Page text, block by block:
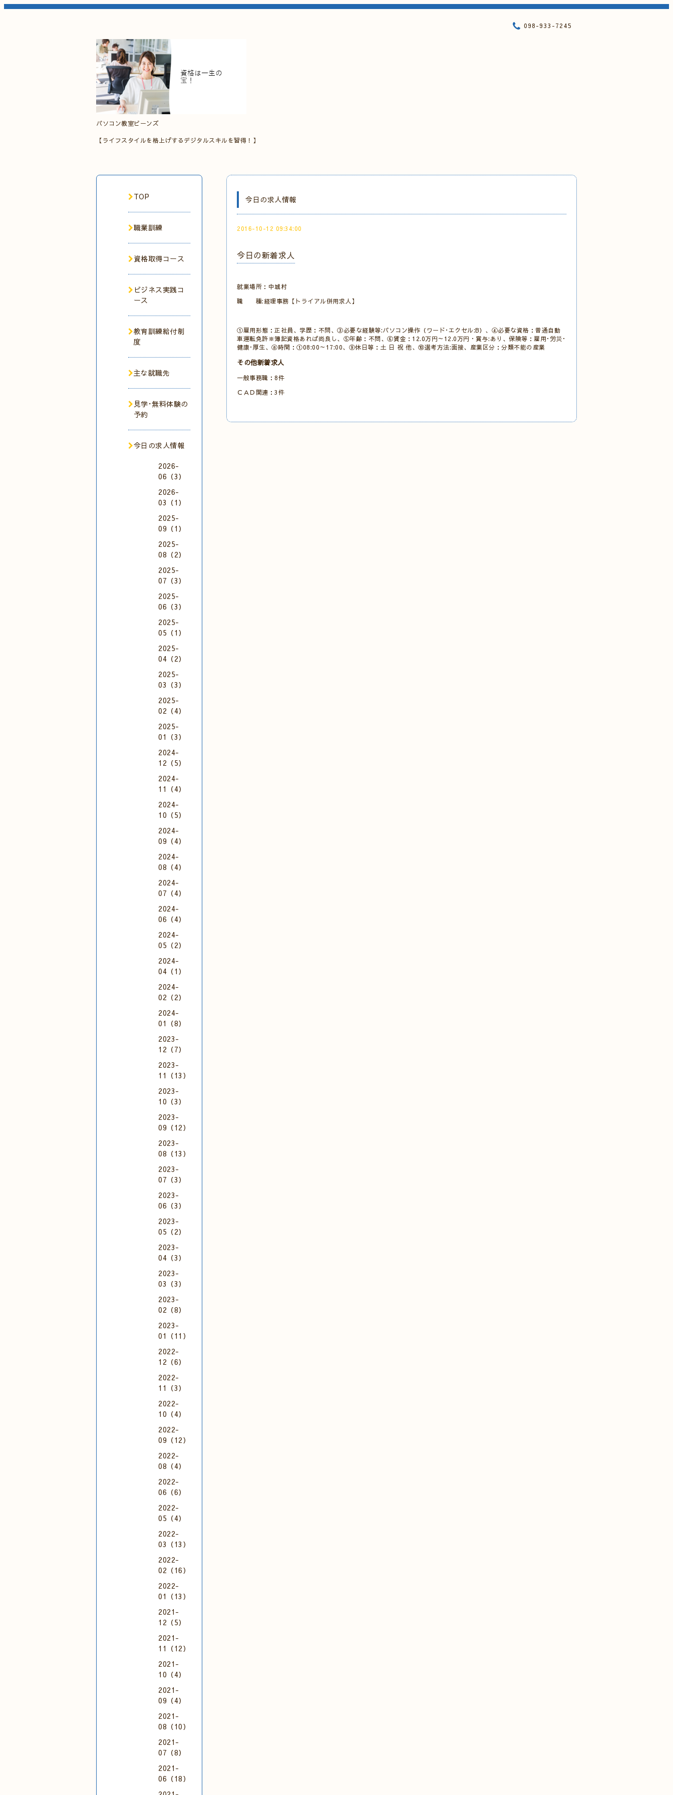
パソコン教室ビーンズ
【ライフスタイルを格上げするデジタルスキルを習得！】
098-933-7245
今日の求人情報
2016-10-12 09:34:00
今日の新着求人
就業場所：中城村
職 種:経理事務【トライアル併用求人】
①雇用形態：正社員、学歴：不問、③必要な経験等:パソコン操作（ワード･エクセル:B）、④必要な資格：普通自動
車運転免許※簿記資格あれば尚良し、⑤年齢：不問、⑥賃金：12.0万円～12.0万円・賞与:あり、保険等：雇用･労災･
健康･厚生、⑧時間：①08:00～17:00、⑨休日等：土 日 祝 他、⑩選考方法:面接、産業区分：分類不能の産業
その他新着求人
一般事務職：8件
ＣＡＤ関連：3件
TOP
職業訓練
資格取得コース
ビジネス実践コ
ース
教育訓練給付制
度
主な就職先
見学･無料体験の
予約
今日の求人情報
2026-
06（3）
2026-
03（1）
2025-
09（1）
2025-
08（2）
2025-
07（3）
2025-
06（3）
2025-
05（1）
2025-
04（2）
2025-
03（3）
2025-
02（4）
2025-
01（3）
2024-
12（5）
2024-
11（4）
2024-
10（5）
2024-
09（4）
2024-
08（4）
2024-
07（4）
2024-
06（4）
2024-
05（2）
2024-
04（1）
2024-
02（2）
2024-
01（8）
2023-
12（7）
2023-
11（13）
2023-
10（3）
2023-
09（12）
2023-
08（13）
2023-
07（3）
2023-
06（3）
2023-
05（2）
2023-
04（3）
2023-
03（3）
2023-
02（8）
2023-
01（11）
2022-
12（6）
2022-
11（3）
2022-
10（4）
2022-
09（12）
2022-
08（4）
2022-
06（6）
2022-
05（4）
2022-
03（13）
2022-
02（16）
2022-
01（13）
2021-
12（5）
2021-
11（12）
2021-
10（4）
2021-
09（4）
2021-
08（10）
2021-
07（8）
2021-
06（18）